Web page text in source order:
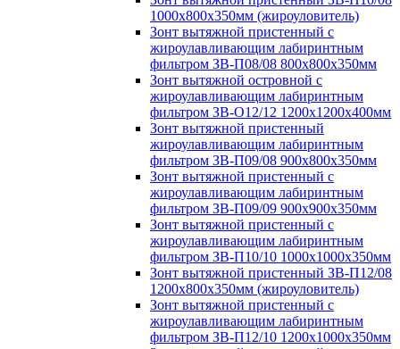
1000х800х350мм (жироуловитель)
Зонт вытяжной пристенный с
жироулавливающим лабиринтным
фильтром ЗВ-П08/08 800х800х350мм
Зонт вытяжной островной с
жироулавливающим лабиринтным
фильтром ЗВ-О12/12 1200х1200х400мм
Зонт вытяжной пристенный
жироулавливающим лабиринтным
фильтром ЗВ-П09/08 900х800х350мм
Зонт вытяжной пристенный с
жироулавливающим лабиринтным
фильтром ЗВ-П09/09 900х900х350мм
Зонт вытяжной пристенный с
жироулавливающим лабиринтным
фильтром ЗВ-П10/10 1000х1000х350мм
Зонт вытяжной пристенный ЗВ-П12/08
1200х800х350мм (жироуловитель)
Зонт вытяжной пристенный с
жироулавливающим лабиринтным
фильтром ЗВ-П12/10 1200х1000х350мм